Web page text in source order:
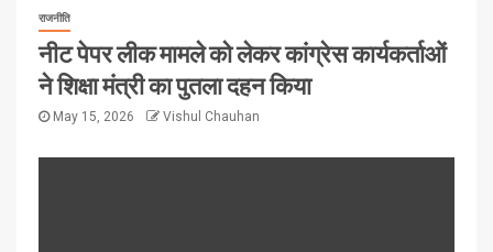
राजनीति
नीट पेपर लीक मामले को लेकर कांग्रेस कार्यकर्ताओं
ने शिक्षा मंत्री का पुतला दहन किया
May 15, 2026 Vishul Chauhan